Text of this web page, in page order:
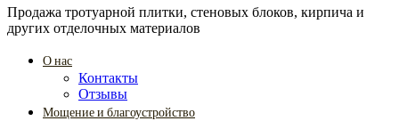
Продажа тротуарной плитки, стеновых блоков, кирпича и
других отделочных материалов
О нас
Контакты
Отзывы
Мощение и благоустройство